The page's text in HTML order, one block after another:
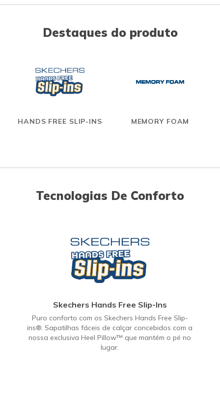
Destaques do produto
HANDS FREE SLIP-INS MEMORY FOAM
Tecnologias De Conforto
Skechers Hands Free Slip-Ins
Puro conforto com os Skechers Hands Free Slip-
ins®. Sapatilhas fáceis de calçar concebidos com a
nossa exclusiva Heel Pillow™ que mantém o pé no
lugar.